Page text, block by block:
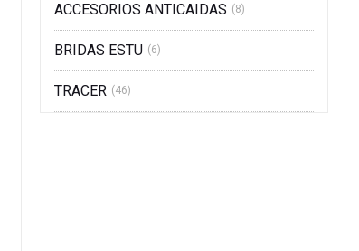
ACCESORIOS ANTICAIDAS (8)
BRIDAS ESTU (6)
TRACER (46)